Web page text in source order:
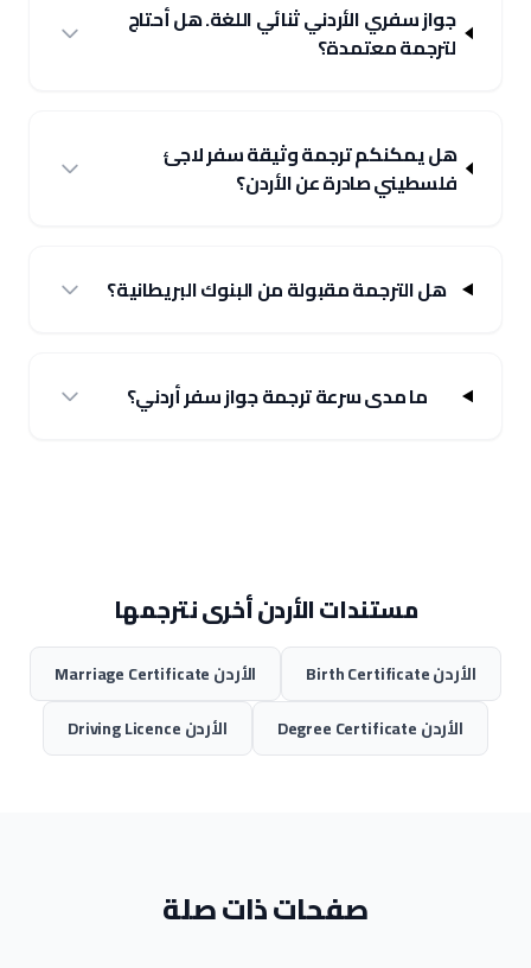
جواز سفري الأردني ثنائي اللغة. هل أحتاج
لترجمة معتمدة؟
هل يمكنكم ترجمة وثيقة سفر لاجئ
فلسطيني صادرة عن الأردن؟
هل الترجمة مقبولة من البنوك البريطانية؟
ما مدى سرعة ترجمة جواز سفر أردني؟
مستندات الأردن أخرى نترجمها
الأردن Birth Certificate
الأردن Marriage Certificate
الأردن Degree Certificate
الأردن Driving Licence
صفحات ذات صلة